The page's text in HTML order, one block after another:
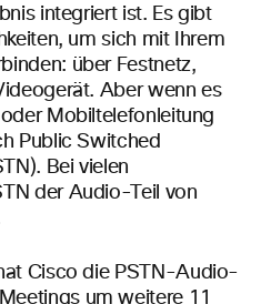
integriert ist. Es gibt
um sich mit Ihrem
über Festnetz,
Aber wenn es
Mobiltelefonleitung
Public Switched
Bei vielen
der Audio-Teil von
Cisco die PSTN-Audio-
um weitere 11